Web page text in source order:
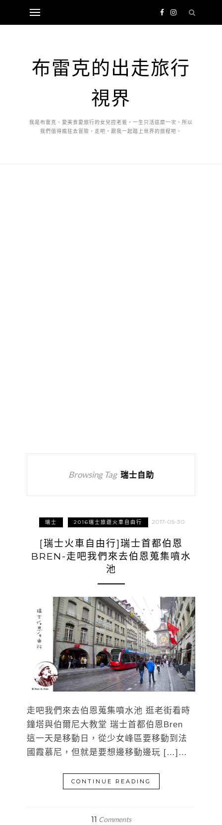
布雷克的出走旅行
視界
我是布雷克，愛美食愛旅行的女兒控老爸，一生只活這麼一次，所以
我們值得瘋狂去冒險，走吧，跟我一起踏上世界的旅程吧。
Browsing Tag 瑞士自助
瑞士 2016瑞士旅遊火車自由行 2017-05-30
[瑞士火車自由行]瑞士首都伯恩
BREN-走吧我們來去伯恩蒐集噴水
池
走吧我們來去伯恩蒐集噴水池 逛老街看時
鐘塔與伯爾尼大教堂 瑞士首都伯恩Bren
這一天是移動日，從少女峰區要移動到法
國霞慕尼，但就是要想邊移動邊玩 […]…
CONTINUE READING
11 Comments